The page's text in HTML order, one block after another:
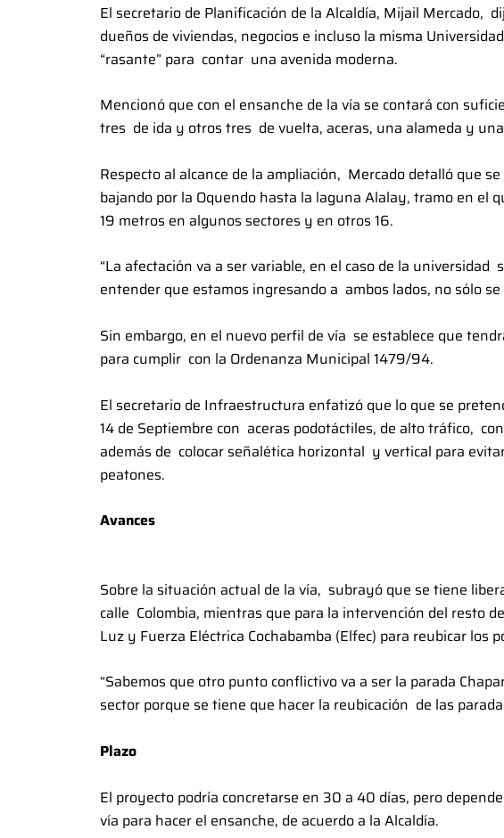
El secretario de Planificación de la Alcaldía, Mijail Mercado,
dueños de viviendas, negocios e incluso la misma
“rasante” para contar una avenida moderna.
Mencionó que con el ensanche de la vía se contará con
tres de ida y otros tres de vuelta, aceras, una alameda y
Respecto al alcance de la ampliación, Mercado detalló que
bajando por la Oquendo hasta la laguna Alalay, tramo en el
19 metros en algunos sectores y en otros 16.
“La afectación va a ser variable, en el caso de la
entender que estamos ingresando a ambos lados, no sólo
Sin embargo, en el nuevo perfil de vía se establece que
para cumplir con la Ordenanza Municipal 1479/94.
El secretario de Infraestructura enfatizó que lo que se
14 de Septiembre con aceras podotáctiles, de alto tráfico,
además de colocar señalética horizontal y vertical para
peatones.
Avances
Sobre la situación actual de la vía, subrayó que se tiene
calle Colombia, mientras que para la intervención del resto
Luz y Fuerza Eléctrica Cochabamba (Elfec) para reubicar los
“Sabemos que otro punto conflictivo va a ser la parada
sector porque se tiene que hacer la reubicación de las
Plazo
El proyecto podría concretarse en 30 a 40 días, pero
vía para hacer el ensanche, de acuerdo a la Alcaldía.